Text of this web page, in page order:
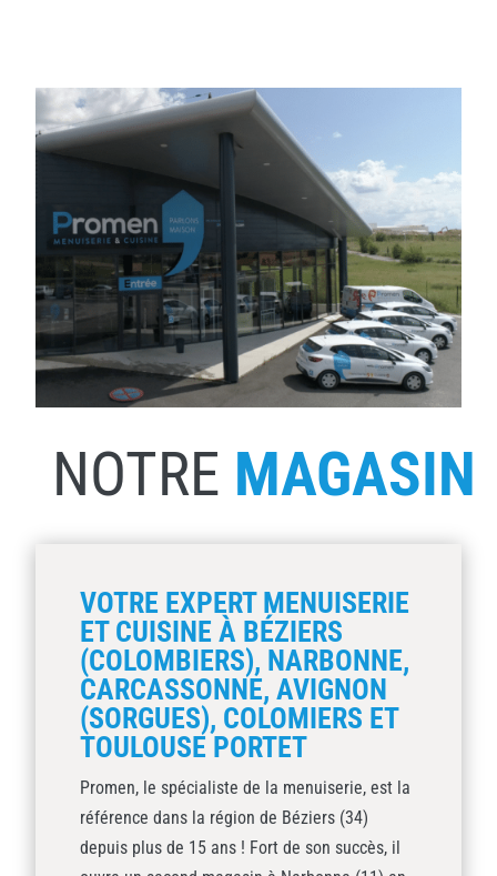
NOTRE MAGASIN
VOTRE EXPERT MENUISERIE
ET CUISINE À BÉZIERS
(COLOMBIERS), NARBONNE,
CARCASSONNE, AVIGNON
(SORGUES), COLOMIERS ET
TOULOUSE PORTET
Promen, le spécialiste de la menuiserie, est la
référence dans la région de Béziers (34)
depuis plus de 15 ans ! Fort de son succès, il